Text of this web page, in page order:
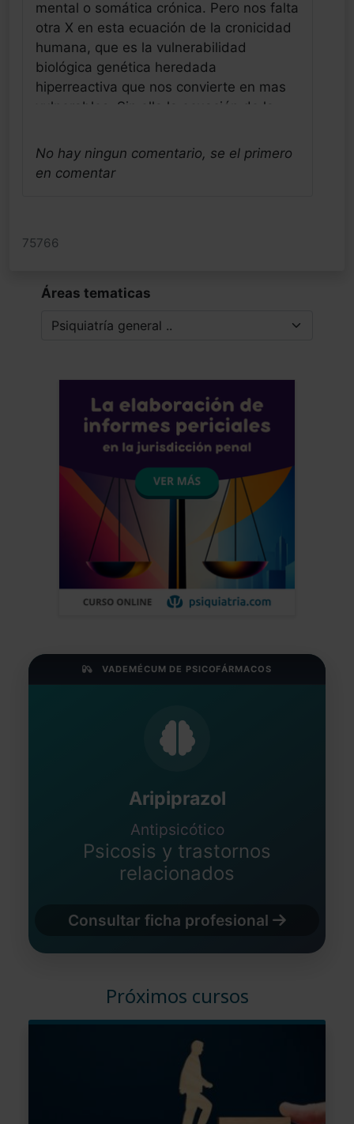
mental o somática crónica. Pero nos falta
otra X en esta ecuación de la cronicidad
humana, que es la vulnerabilidad
biológica genética heredada
hiperreactiva que nos convierte en mas
vulnerables. Sin ella la ecuación de la
sería directamente dependiente o
proporcional de la intensidad de los
la base de nuestra profesión médica,
para ello no es necesario esperar a
tratamientos personalizados,
es el aceptar nuestra neuro diversidad
genética heredada y actuar sobre la
intensidad de estresores ultra
procesados sociales crónicos que por
supuesto afectan mas a los menos
favorecidos como ha sido siempre.
Saludos alegres del neuro diverso
neandertal hiperactivo de Sevilla
Jose Luis Frias Pulido
Médico - España
Fecha: 16/11/2024
No hay ningun comentario, se el primero
en comentar
75766
Áreas tematicas
VADEMÉCUM DE PSICOFÁRMACOS
Aripiprazol
Antipsicótico
Psicosis y trastornos
relacionados
Consultar ficha profesional
Próximos cursos